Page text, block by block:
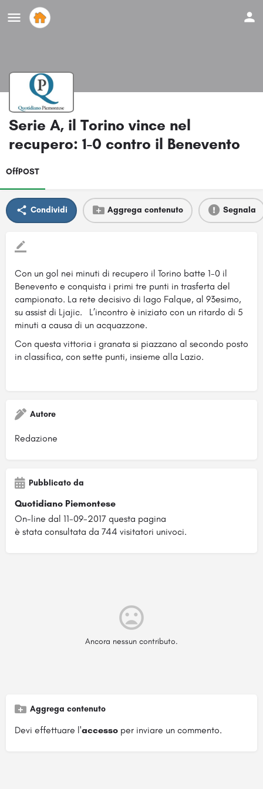
Serie A, il Torino vince nel
recupero: 1-0 contro il Benevento
OffPOST
Condividi Aggrega contenuto Segnala
Con un gol nei minuti di recupero il Torino batte 1-0 il
Benevento e conquista i primi tre punti in trasferta del
campionato. La rete decisivo di Iago Falque, al 93esimo,
su assist di Ljajic.
L’incontro è iniziato con un ritardo di 5
minuti a causa di un acquazzone.
Con questa vittoria i granata si piazzano al secondo posto
in classifica, con sette punti, insieme alla Lazio.
Autore
Redazione
Pubblicato da
Quotidiano Piemontese
On-line dal 11-09-2017 questa pagina
è stata consultata da 744 visitatori univoci.
Ancora nessun contributo.
Aggrega contenuto
Devi effettuare l'accesso per inviare un commento.